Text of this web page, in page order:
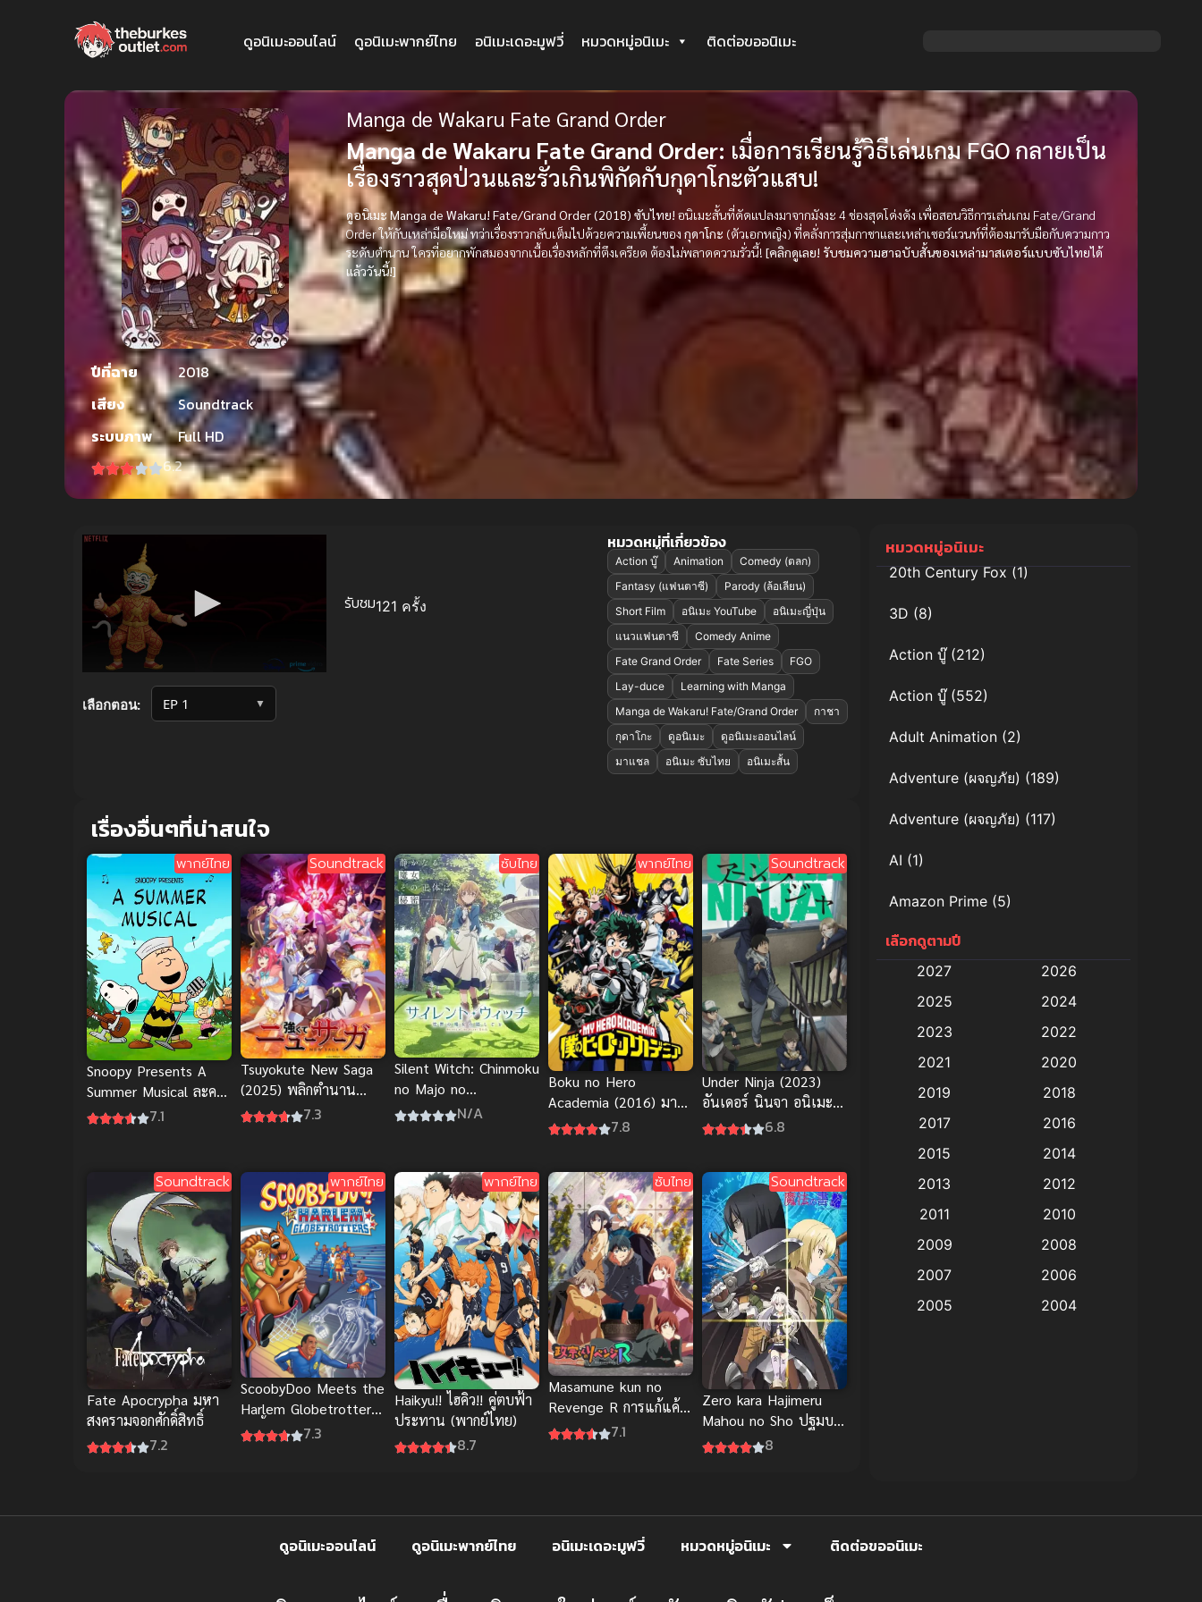
ดูอนิเมะออนไลน์ ดูอนิเมะพากย์ไทย อนิเมะเดอะมูฟวี่ หมวดหมู่อนิเมะ ติดต่อขออนิเมะ
ปีที่ฉาย
2018
เสียง
Soundtrack
ระบบภาพ
Full HD
6.2
Manga de Wakaru Fate Grand Order
Manga de Wakaru Fate Grand Order: เมื่อการเรียนรู้วิธีเล่นเกม FGO กลายเป็น
เรื่องราวสุดป่วนและรั่วเกินพิกัดกับกุดาโกะตัวแสบ!
ดูอนิเมะ Manga de Wakaru! Fate/Grand Order (2018) ซับไทย! อนิเมะสั้นที่ดัดแปลงมาจากมังงะ 4 ช่องสุดโด่งดัง เพื่อสอนวิธีการเล่นเกม Fate/Grand
Order ให้กับเหล่ามือใหม่ ทว่าเรื่องราวกลับเต็มไปด้วยความเพี้ยนของ กุดาโกะ (ตัวเอกหญิง) ที่คลั่งการสุ่มกาชาและเหล่าเซอร์แวนท์ที่ต้องมารับมือกับความกาว
ระดับตำนาน ใครที่อยากพักสมองจากเนื้อเรื่องหลักที่ตึงเครียด ต้องไม่พลาดความรั่วนี้! [คลิกดูเลย! รับชมความฮาฉบับสั้นของเหล่ามาสเตอร์แบบซับไทยได้
แล้ววันนี้!]
เลือกตอน: ▼
รับชม121 ครั้ง
หมวดหมู่ที่เกี่ยวข้อง
Action บู๊ Animation
Comedy (ตลก)
Fantasy (แฟนตาซี)
Parody (ล้อเลียน)
Short Film
อนิเมะ YouTube
อนิเมะญี่ปุ่น
แนวแฟนตาซี
Comedy Anime
Fate Grand Order
Fate Series
FGO
Lay-duce
Learning with Manga
Manga de Wakaru! Fate/Grand Order
กาชา
กุดาโกะ
ดูอนิเมะ
ดูอนิเมะออนไลน์
มาแชล
อนิเมะ ซับไทย อนิเมะสั้น
เรื่องอื่นๆที่น่าสนใจ
พากย์ไทย
Snoopy Presents A
Summer Musical ละคร
เพลงฤดูร้อน พากย์ไทย
7.1
Soundtrack
Tsuyokute New Saga
(2025) พลิกตำนาน
วีรชน นิวซาก้า
7.3
ซับไทย
Silent Witch: Chinmoku
no Majo no
Kakushigoto ไซเลนต์
N/A
พากย์ไทย
Boku no Hero
Academia (2016) มาย
ฮีโร่ อคาเดเมีย ภาค 1
7.8
Soundtrack
Under Ninja (2023)
อันเดอร์ นินจา อนิเมะ
ซับไทย Action Comedy
6.8
Soundtrack
Fate Apocrypha มหา
สงครามจอกศักดิ์สิทธิ์
7.2
พากย์ไทย
ScoobyDoo Meets the
Harlem Globetrotters
สคูบี้ดู กับทีมรวมดาว
7.3
พากย์ไทย
Haikyu!! ไฮคิว!! คู่ตบฟ้า
ประทาน (พากย์ไทย)
8.7
ซับไทย
Masamune kun no
Revenge R การแก้แค้น
ของมาซามุเนะ ภาค 2
7.1
Soundtrack
Zero kara Hajimeru
Mahou no Sho ปฐมบท
มนตรา ตำราพลิกโลก
8
หมวดหมู่อนิเมะ
20th Century Fox(1)
3D (8)
Action บู๊(212)
Action บู๊(552)
Adult Animation (2)
Adventure (ผจญภัย) (189)
Adventure (ผจญภัย) (117)
AI (1)
Amazon Prime (5)
Anal (ประตูหลัง)
Animation การ์ตูน
Animation อนิเมะ
Animation แอนิเมชัน (19)
anime(9)
Big tits (นมใหญ่)
Bitch (ผู้หญิงร่าน)
Censored (เซ็นเซอร์)(19)
เลือกดูตามปี
2027
2026
2025
2024
2023
2022
2021
2020
2019
2018
2017
2016
2015
2014
2013
2012
2011
2010
2009
2008
2007
2006
2005
2004
1989
1988
1987
ดูอนิเมะออนไลน์ ดูอนิเมะพากย์ไทย อนิเมะเดอะมูฟวี่ หมวดหมู่อนิเมะ ติดต่อขออนิเมะ